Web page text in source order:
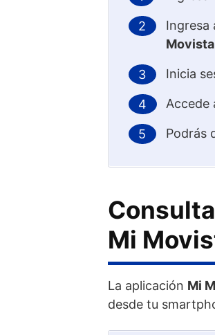
Ingresa
Inicia
Accede
Podrás
Mi
La aplicación Mi
desde tu